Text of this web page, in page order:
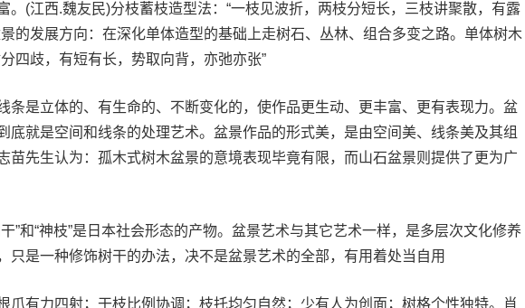
。(江西.魏友民)分枝蓄枝造型法：“一枝见波折，两枝分短长，三枝讲聚散，有露
的发展方向：在深化单体造型的基础上走树石、丛林、组合多变之路。单体树木
四歧，有短有长，势取向背，亦弛亦张”
条是立体的、有生命的、不断变化的，使作品更生动、更丰富、更有表现力。盆
底就是空间和线条的处理艺术。盆景作品的形式美，是由空间美、线条美及其组
苗先生认为：孤木式树木盆景的意境表现毕竟有限，而山石盆景则提供了更为广
干”和“神枝”是日本社会形态的产物。盆景艺术与其它艺术一样，是多层次文化修养
只是一种修饰树干的办法，决不是盆景艺术的全部，有用着处当自用
爪有力四射；干枝比例协调；枝托均匀自然；少有人为创面；树格个性独特。肖